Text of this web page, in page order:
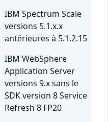
IBM Spectrum Scale
versions 5.1.x.x
antérieures à 5.1.2.15
IBM WebSphere
Application Server
versions 9.x sans le
SDK version 8 Service
Refresh 8 FP20